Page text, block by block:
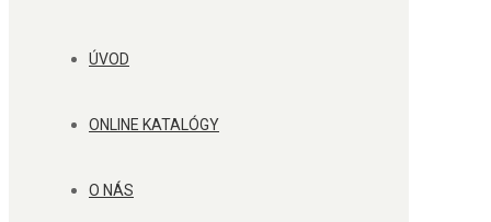
ÚVOD
ONLINE KATALÓGY
O NÁS